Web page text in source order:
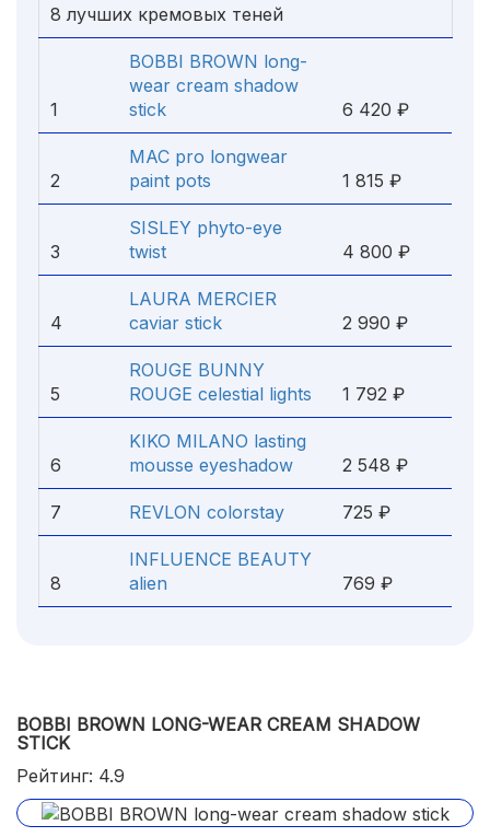
8 лучших кремовых теней
1
BOBBI BROWN long-
wear cream shadow
stick
6 420 ₽
2
MAC pro longwear
paint pots
1 815 ₽
3
SISLEY phyto-eye
twist
4 800 ₽
4
LAURA MERCIER
caviar stick
2 990 ₽
5
ROUGE BUNNY
ROUGE celestial lights
1 792 ₽
6
KIKO MILANO lasting
mousse eyeshadow
2 548 ₽
7 REVLON colorstay 725 ₽
8
INFLUENCE BEAUTY
alien
769 ₽
BOBBI BROWN LONG-WEAR CREAM SHADOW
STICK
Рейтинг: 4.9